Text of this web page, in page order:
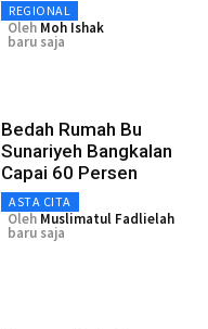
REGIONAL
Oleh Moh Ishak
baru saja
Bedah Rumah Bu
Sunariyeh Bangkalan
Capai 60 Persen
ASTA CITA
Oleh Muslimatul Fadlielah
baru saja